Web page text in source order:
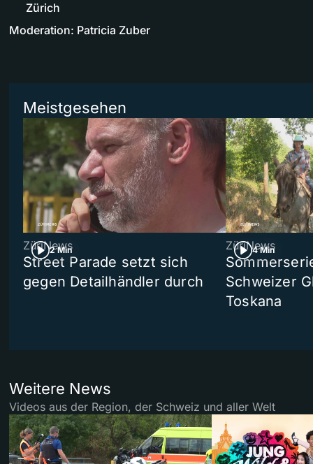
Zürich
Moderation: Patricia Zuber
Meistgesehen
2 Min
ZüriNews
Street Parade setzt sich
gegen Detailhändler durch
4 Min
ZüriNews
Schweizer
Toskana
Weitere News
Videos aus der Region, der Schweiz und aller Welt